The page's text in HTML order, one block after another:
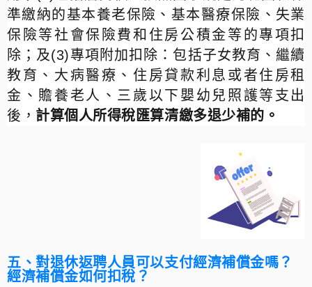
準繳納的基本養老保險、基本醫療保險、失業
保險等社會保險費和住房公積金等的專項扣
除；及(3)專項附加扣除：包括子女教育、繼續
教育、大病醫療、住房貸款利息或者住房租
金、贍養老人、三歲以下嬰幼兒照護等支出
後， 計算個人所得稅匯算清繳多退少補的。
五、對退休返聘人員可以支付經濟補償金嗎？
經濟補償金如何扣稅？